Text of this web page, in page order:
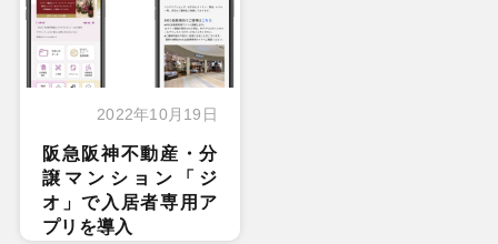
2022年10月19日
阪急阪神不動産・分
譲マンション「ジ
オ」で入居者専用ア
プリを導入